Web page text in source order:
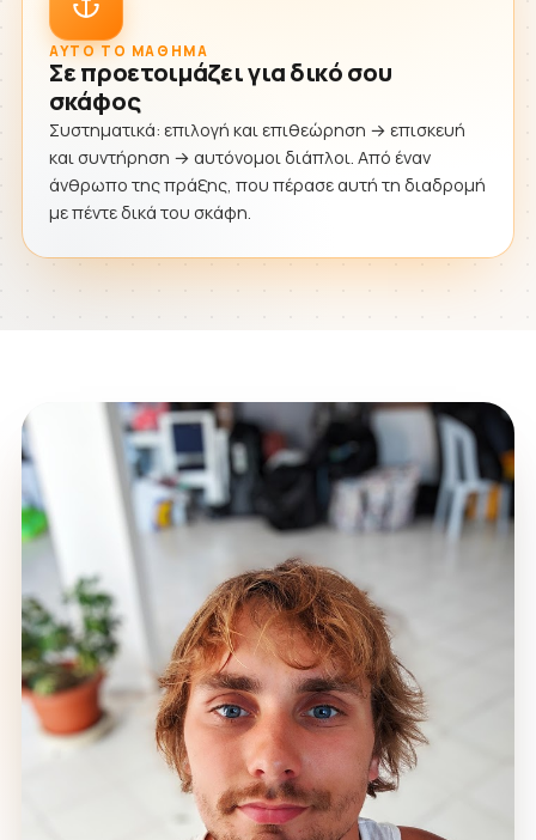
ΑΥΤΌ ΤΟ ΜΆΘΗΜΑ
Σε προετοιμάζει για δικό σου
σκάφος
Συστηματικά: επιλογή και επιθεώρηση → επισκευή
και συντήρηση → αυτόνομοι διάπλοι. Από έναν
άνθρωπο της πράξης, που πέρασε αυτή τη διαδρομή
με πέντε δικά του σκάφη.